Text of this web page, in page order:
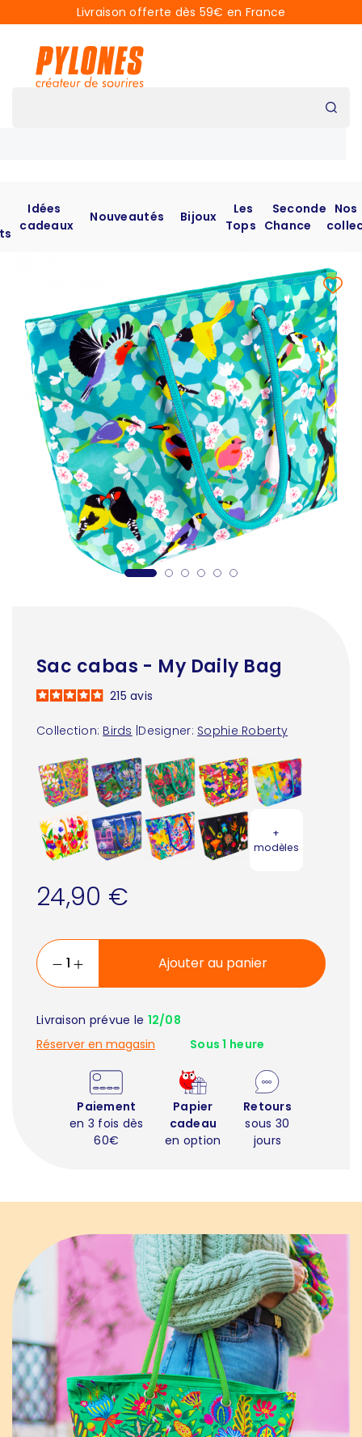
Livraison offerte dès 59€ en France
Idées
cadeaux
Nouveautés Bijoux
Les
Tops
Seconde
Chance
Nos
Sac cabas - My Daily Bag
Collection: Birds Designer: Sophie Roberty
215avis
+
modèles
24,90 €
Ajouter au panier
Livraison prévue le 12/08
Réserver en magasin
Sous 1 heure
Paiement
en 3 fois dès
60€
Papier
cadeau
en option
Retours
sous 30
jours